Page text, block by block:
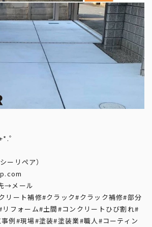
゜
ーリペア）
→メール
リート補修#クラック#クラック補修#部分
リフォーム#土間#コンクリートひび割れ#
例#現場#塗装#塗装業#職人#コーティン